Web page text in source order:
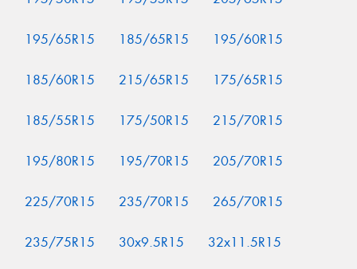
195/65R15 185/65R15 195/60R15
185/60R15 215/65R15 175/65R15
185/55R15 175/50R15 215/70R15
195/80R15 195/70R15 205/70R15
225/70R15 235/70R15 265/70R15
235/75R15 30x9.5R15 32x11.5R15